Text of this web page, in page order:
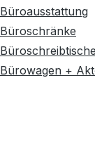
Büroausstattung
Büroschränke
Büroschreibtische
Bürowagen +